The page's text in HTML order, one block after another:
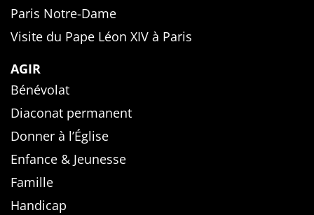
Paris Notre-Dame
Visite du Pape Léon XIV à Paris
AGIR
Bénévolat
Diaconat permanent
Donner à l’Église
Enfance & Jeunesse
Famille
Handicap